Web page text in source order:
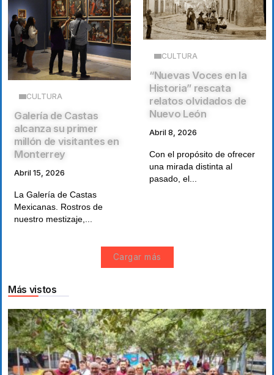
CULTURA
Galería de Castas
alcanza su primer
millón de visitantes en
Monterrey
Abril 15, 2026
La Galería de Castas
Mexicanas. Rostros de
nuestro mestizaje,...
CULTURA
“Nuevas Voces en la
Historia” rescata
relatos olvidados de
Nuevo León
Abril 8, 2026
Con el propósito de ofrecer
una mirada distinta al
pasado, el...
Cargar más
Más vistos